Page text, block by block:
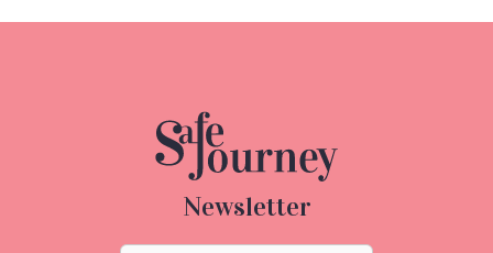
Newsletter